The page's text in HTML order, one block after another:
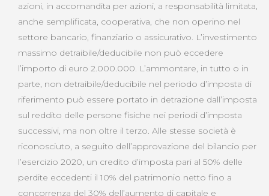
azioni, in accomandita per azioni, a responsabilità limitata,
anche semplificata, cooperativa, che non operino nel
settore bancario, finanziario o assicurativo. L’investimento
massimo detraibile/deducibile non può eccedere
l’importo di euro 2.000.000. L’ammontare, in tutto o in
parte, non detraibile/deducibile nel periodo d’imposta di
riferimento può essere portato in detrazione dall’imposta
sul reddito delle persone fisiche nei periodi d’imposta
successivi, ma non oltre il terzo. Alle stesse società è
riconosciuto, a seguito dell’approvazione del bilancio per
l’esercizio 2020, un credito d’imposta pari al 50% delle
perdite eccedenti il 10% del patrimonio netto fino a
concorrenza del 30% dell’aumento di capitale e